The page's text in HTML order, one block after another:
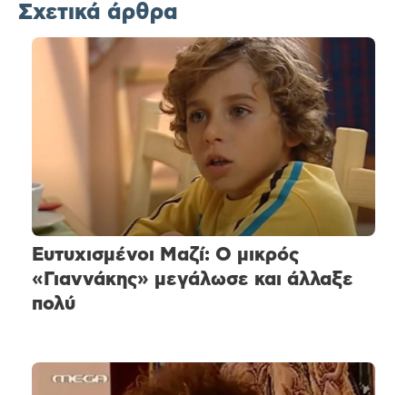
Σχετικά άρθρα
Ευτυχισμένοι Μαζί: Ο μικρός
«Γιαννάκης» μεγάλωσε και άλλαξε
πολύ